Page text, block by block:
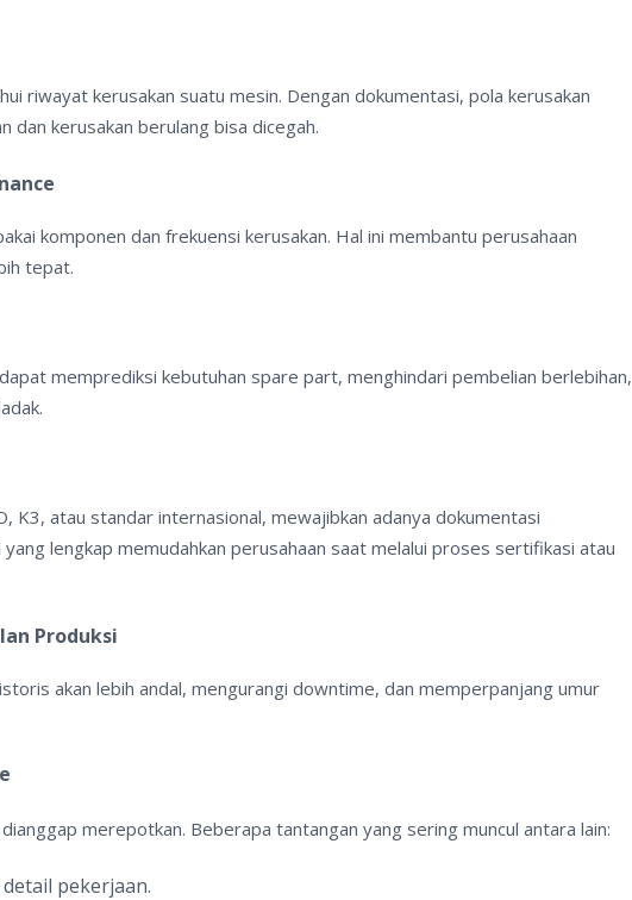
riwayat kerusakan suatu mesin. Dengan dokumentasi, pola kerusakan
dan kerusakan berulang bisa dicegah.
komponen dan frekuensi kerusakan. Hal ini membantu perusahaan
tepat.
memprediksi kebutuhan spare part, menghindari pembelian berlebihan,
K3, atau standar internasional, mewajibkan adanya dokumentasi
lengkap memudahkan perusahaan saat melalui proses sertifikasi atau
Produksi
akan lebih andal, mengurangi downtime, dan memperpanjang umur
merepotkan. Beberapa tantangan yang sering muncul antara lain:
pekerjaan.